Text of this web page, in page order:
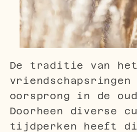
De traditie van het
oorsprong in de
Doorheen diverse
tijdperken heeft